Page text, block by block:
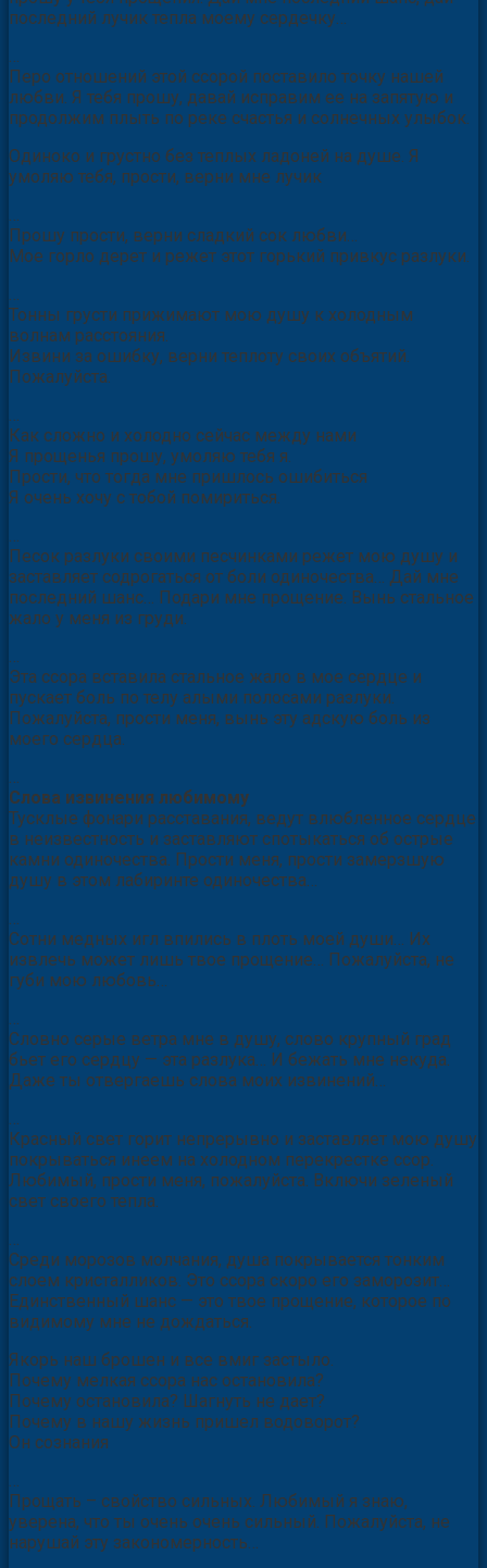
последний лучик тепла моему сердечку…
…
Перо отношений этой ссорой поставило точку нашей
любви. Я тебя прошу, давай исправим ее на запятую и
продолжим плыть по реке счастья и солнечных улыбок.
Одиноко и грустно без теплых ладоней на душе. Я
умоляю тебя, прости, верни мне лучик
…
Прошу прости, верни сладкий сок любви…
Мое горло дерет и режет этот горький привкус разлуки.
…
Тонны грусти прижимают мою душу к холодным
волнам расстояния.
Извини за ошибку, верни теплоту своих объятий.
Пожалуйста.
…
Как сложно и холодно сейчас между нами
Я прощенья прошу, умоляю тебя я.
Прости, что тогда мне пришлось ошибиться
Я очень хочу с тобой помириться.
…
Песок разлуки своими песчинками режет мою душу и
заставляет содрогаться от боли одиночества… Дай мне
последний шанс… Подари мне прощение. Вынь стальное
жало у меня из груди.
…
Эта ссора вставила стальное жало в мое сердце и
пускает боль по телу алыми полосами разлуки.
Пожалуйста, прости меня, вынь эту адскую боль из
моего сердца.
…
Слова извинения любимому
Тусклые фонари расставания, ведут влюбленное сердце
в неизвестность и заставляют спотыкаться об острые
камни одиночества. Прости меня, прости замерзшую
душу в этом лабиринте одиночества…
…
Сотни медных игл впились в плоть моей души… Их
извлечь может лишь твое прощение… Пожалуйста, не
губи мою любовь…
…
Словно серые ветра мне в душу, слово крупный град
бьет его сердцу — эта разлука… И бежать мне некуда.
Даже ты отвергаешь слова моих извинений…
…
Красный свет горит непрерывно и заставляет мою душу
покрываться инеем на холодном перекрестке ссор.
Любимый, прости меня, пожалуйста. Включи зеленый
свет своего тепла.
…
Среди морозов молчания, душа покрывается тонким
слоем кристалликов. Это ссора скоро его заморозит…
Единственный шанс — это твое прощение, которое по
видимому мне не дождаться.
Якорь наш брошен и все вмиг застыло.
Почему мелкая ссора нас остановила?
Почему остановила? Шагнуть не дает?
Почему в нашу жизнь пришел водоворот?
Он сознания
…
Прощать – свойство сильных. Любимый я знаю,
уверена, что ты очень очень сильный. Пожалуйста, не
нарушай эту закономерность…